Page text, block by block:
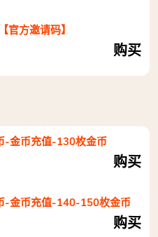
方邀请码】
购买
-金币充值-130枚金币
购买
-金币充值-140-150枚金币
购买